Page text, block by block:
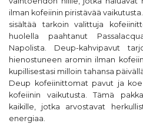
ilman kofeiinin piristävää
sisältää tarkoin valittuja
huolella paahtanut
Napolista. Deup-kahvipavut
hienostuneen aromin ilman
kupillisestasi milloin tahansa
Deup kofeiinittomat pavut ja
kofeiinin vaikutusta. Tämä
kaikille, jotka arvostavat
energiaa.